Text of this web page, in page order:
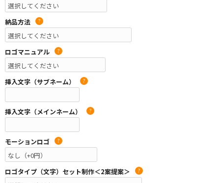
納品方法 ?
ロゴマニュアル ?
挿入文字（サブネーム） ?
挿入文字（メインネーム） ?
モーションロゴ ?
ロゴタイプ（文字）セット制作＜2案提案＞ ?